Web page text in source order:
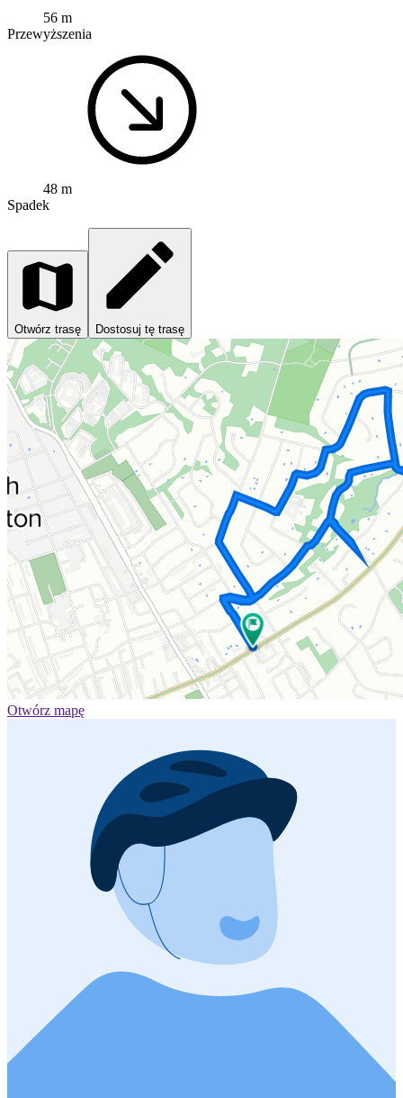
56 m
Przewyższenia
48 m
Spadek
Otwórz trasę Dostosuj tę trasę
Otwórz mapę